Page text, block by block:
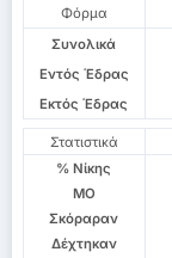
Φόρμα
Συνολικά
Εντός Έδρας
Εκτός Έδρας
Στατιστικά
% Νίκης
ΜΟ
Σκόραραν
Δέχτηκαν